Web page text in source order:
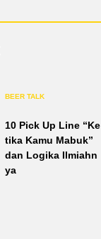
BEER TALK
10 Pick Up Line “Ke
tika Kamu Mabuk”
dan Logika Ilmiahn
ya